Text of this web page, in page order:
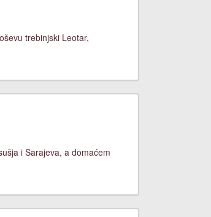
trebinjski Leotar,
i Sarajeva, a domaćem